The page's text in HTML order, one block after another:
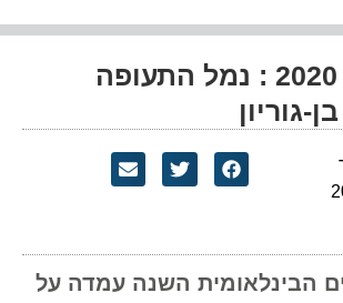
דו"ח שנתי 2020 : נמל התעופה
גוריון
הבינלאומית השנה עמדה על